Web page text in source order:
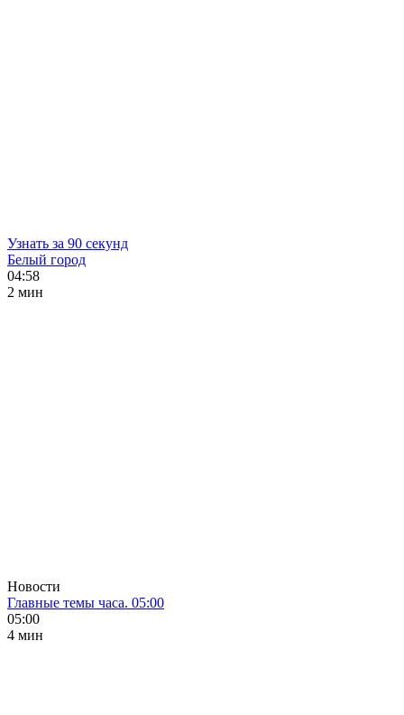
Узнать за 90 секунд
Белый город
04:58
2 мин
Новости
Главные темы часа. 05:00
05:00
4 мин